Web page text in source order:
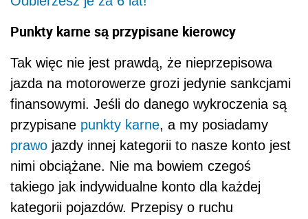
Punkty karne są przypisane kierowcy
Tak więc nie jest prawdą, że nieprzepisowa
jazda na motorowerze grozi jedynie sankcjami
finansowymi. Jeśli do danego wykroczenia są
przypisane punkty karne, a my posiadamy
prawo jazdy innej kategorii to nasze konto jest
nimi obciążane. Nie ma bowiem czegoś
takiego jak indywidualne konto dla każdej
kategorii pojazdów. Przepisy o ruchu